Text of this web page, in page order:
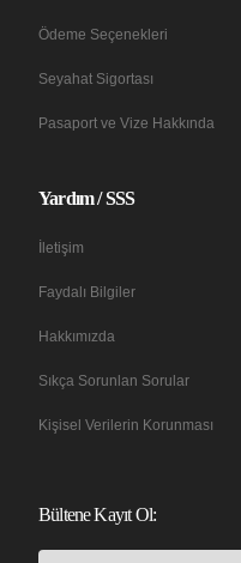
Ödeme Seçenekleri
Seyahat Sigortası
Pasaport ve Vize Hakkında
Yardım / SSS
İletişim
Faydalı Bilgiler
Hakkımızda
Sıkça Sorunlan Sorular
Kişisel Verilerin Korunması
Bültene Kayıt Ol: